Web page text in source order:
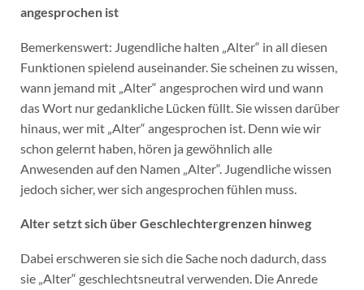
angesprochen ist
Bemerkenswert: Jugendliche halten „Alter“ in all diesen
Funktionen spielend auseinander. Sie scheinen zu wissen,
wann jemand mit „Alter“ angesprochen wird und wann
das Wort nur gedankliche Lücken füllt. Sie wissen darüber
hinaus, wer mit „Alter“ angesprochen ist. Denn wie wir
schon gelernt haben, hören ja gewöhnlich alle
Anwesenden auf den Namen „Alter“. Jugendliche wissen
jedoch sicher, wer sich angesprochen fühlen muss.
Alter setzt sich über Geschlechtergrenzen hinweg
Dabei erschweren sie sich die Sache noch dadurch, dass
sie „Alter“ geschlechtsneutral verwenden. Die Anrede